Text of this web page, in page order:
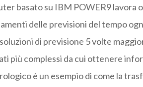
basato su IBM POWER9 lavora
delle previsioni del tempo
di previsione 5 volte
più complessi da cui ottenere
è un esempio di come la